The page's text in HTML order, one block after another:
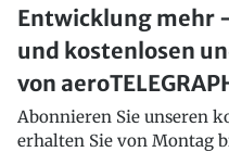
Entwicklung mehr
und kostenlosen
von
Abonnieren Sie unseren
erhalten Sie von Montag